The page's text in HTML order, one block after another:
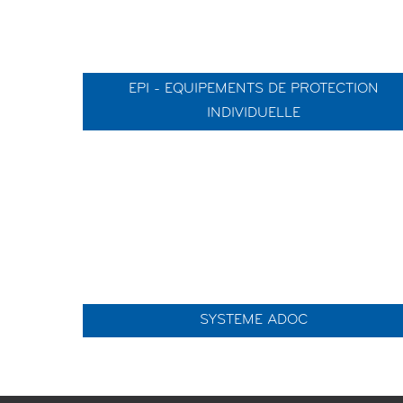
EPI - EQUIPEMENTS DE PROTECTION
INDIVIDUELLE
SYSTEME ADOC